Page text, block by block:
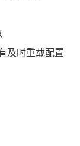
及时重载配置